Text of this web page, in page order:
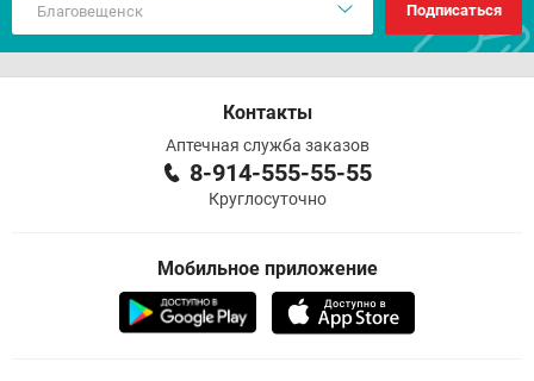
Подписаться
Контакты
Аптечная служба заказов
8-914-555-55-55
Круглосуточно
Мобильное приложение